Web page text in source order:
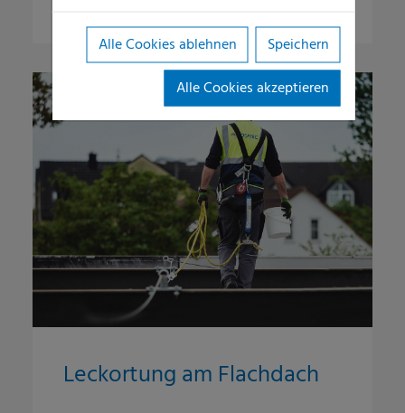
Leckortung am Flachdach
Alle Cookies ablehnen
Speichern
Alle Cookies akzeptieren